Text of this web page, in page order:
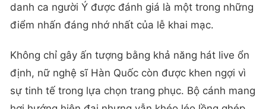
danh ca người Ý được đánh giá là một trong những
điểm nhấn đáng nhớ nhất của lễ khai mạc.
Không chỉ gây ấn tượng bằng khả năng hát live ổn
định, nữ nghệ sĩ Hàn Quốc còn được khen ngợi vì
sự tinh tế trong lựa chọn trang phục. Bộ cánh mang